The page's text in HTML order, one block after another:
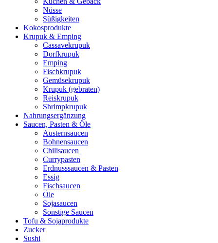
Nüsse
Süßigkeiten
Kokosprodukte
Krupuk & Emping
Cassavekrupuk
Dorfkrupuk
Emping
Fischkrupuk
Gemüsekrupuk
Krupuk (gebraten)
Reiskrupuk
Shrimpkrupuk
Nahrungsergänzung
Saucen, Pasten & Öle
Austernsaucen
Bohnensaucen
Chilisaucen
Currypasten
Erdnusssaucen & Pasten
Essig
Fischsaucen
Öle
Sojasaucen
Sonstige Saucen
Tofu & Sojaprodukte
Zucker
Sushi